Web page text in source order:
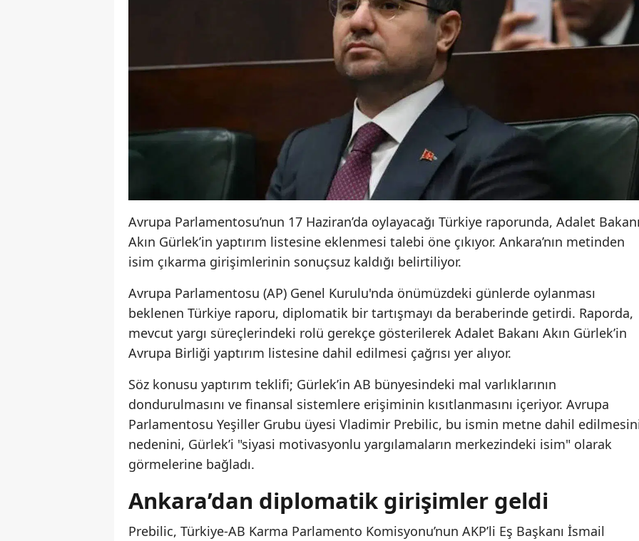
Avrupa Parlamentosu’nun 17 Haziran’da oylayacağı Türkiye raporunda, Adalet
Akın Gürlek’in yaptırım listesine eklenmesi talebi öne çıkıyor. Ankara’nın metinden
isim çıkarma girişimlerinin sonuçsuz kaldığı belirtiliyor.
Avrupa Parlamentosu (AP) Genel Kurulu'nda önümüzdeki günlerde oylanması
beklenen Türkiye raporu, diplomatik bir tartışmayı da beraberinde getirdi. Raporda,
mevcut yargı süreçlerindeki rolü gerekçe gösterilerek Adalet Bakanı Akın Gürlek’in
Avrupa Birliği yaptırım listesine dahil edilmesi çağrısı yer alıyor.
Söz konusu yaptırım teklifi; Gürlek’in AB bünyesindeki mal varlıklarının
dondurulmasını ve finansal sistemlere erişiminin kısıtlanmasını içeriyor. Avrupa
Parlamentosu Yeşiller Grubu üyesi Vladimir Prebilic, bu ismin metne dahil
nedenini, Gürlek’i "siyasi motivasyonlu yargılamaların merkezindeki isim" olarak
görmelerine bağladı.
Ankara’dan diplomatik girişimler geldi
Prebilic, Türkiye-AB Karma Parlamento Komisyonu’nun AKP’li Eş Başkanı İsmail